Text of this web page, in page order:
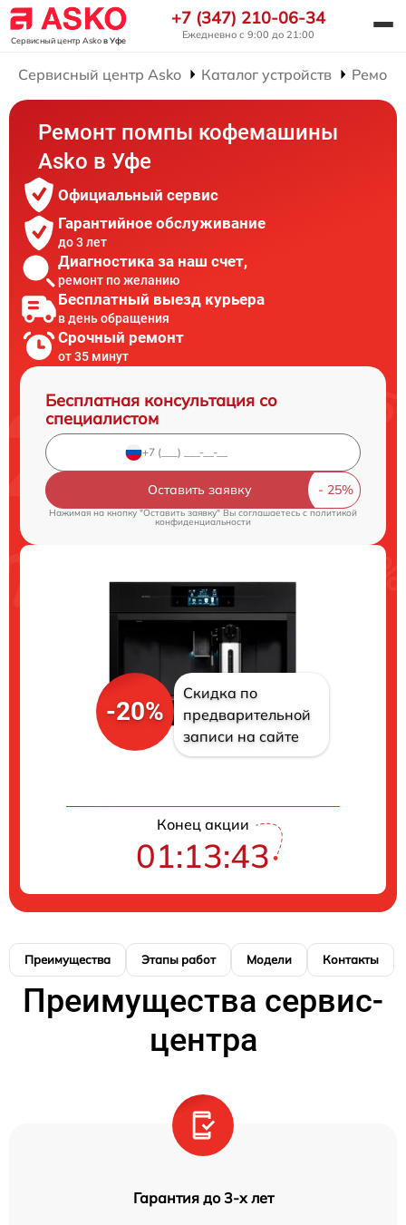
Сервисный центр Askoв Уфе
+7 (347) 210-06-34
Ежедневно с 9:00 до 21:00
Сервисный центр Asko Каталог устройств
Ремонт помпы кофемашины
Asko в Уфе
Официальный сервис
Гарантийное обслуживание
до 3 лет
Диагностика за наш счет,
ремонт по желанию
Бесплатный выезд курьера
в день обращения
Срочный ремонт
от 35 минут
Бесплатная консультация со
специалистом
Оставить заявку
Нажимая на кнопку "Оставить заявку" Вы соглашаетесь cполитикой
конфиденциальности
-20%
Скидка по
предварительной
записи на сайте
Конец акции
01:13:42
Преимущества Этапы работ Модели Контакты
Преимущества сервис-
центра
Гарантия до 3-х лет